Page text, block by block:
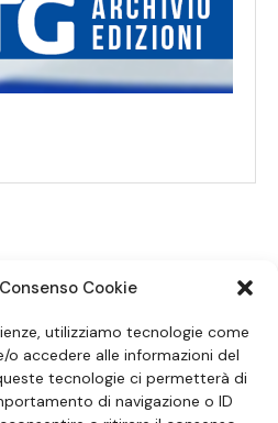
Cookie
utilizziamo tecnologie come
o accedere alle informazioni del
tecnologie ci permetterà di
di navigazione o ID
SUI SOCIAL